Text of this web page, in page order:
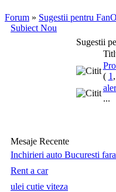
Forum » Sugestii pentru
Subiect Nou
Sugestii
( 1 ,
...
Mesaje Recente
Inchirieri auto Bucuresti
Rent a car
ulei cutie viteza